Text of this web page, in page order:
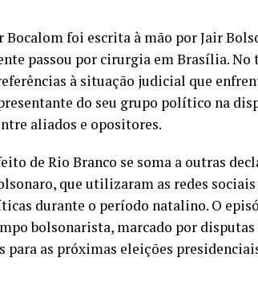
Bocalom foi escrita à mão por Jair
passou por cirurgia em Brasília. No
à situação judicial que
do seu grupo político na
aliados e opositores.
de Rio Branco se soma a outras
que utilizaram as redes
durante o período natalino. O
bolsonarista, marcado por disputas
para as próximas eleições